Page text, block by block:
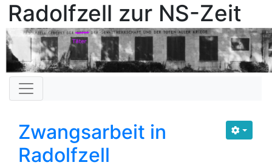
Radolfzell zur NS-Zeit
Zwangsarbeit in
Radolfzell